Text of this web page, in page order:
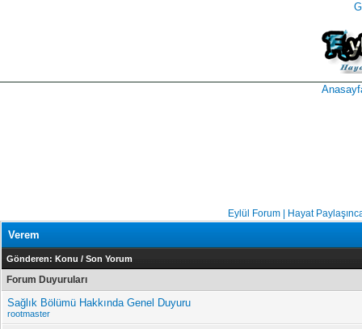
Eylül Forum | Hayat
Verem
Gönderen: Konu / Son Yorum
Forum Duyuruları
Sağlık Bölümü Hakkında Genel Duyuru
rootmaster